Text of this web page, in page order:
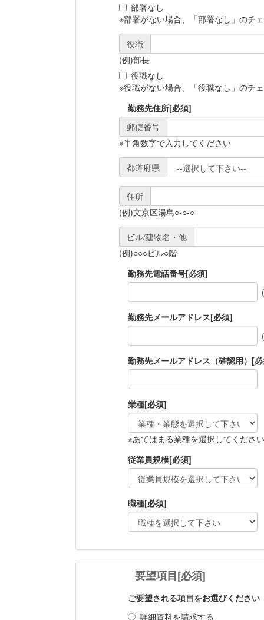
部署なし
※部署がない場合、「部署なし」のチ
役職
(例)部長
役職なし
※役職がない場合、「役職なし」のチ
勤務先住所[必須]
郵便番号
※半角数字で入力してください
都道府県
住所
(例)文京区湯島○-○-○
ビル/建物名・他
(例)○○○ビル○階
勤務先電話番号[必須]
勤務先メールアドレス[必須]
勤務先メールアドレス（確認用） [
業種[必須]
※あてはまる業種を選択してください
従業員規模[必須]
職種[必須]
要望項目[必須]
ご要望される項目をお選びください
詳細資料を請求する